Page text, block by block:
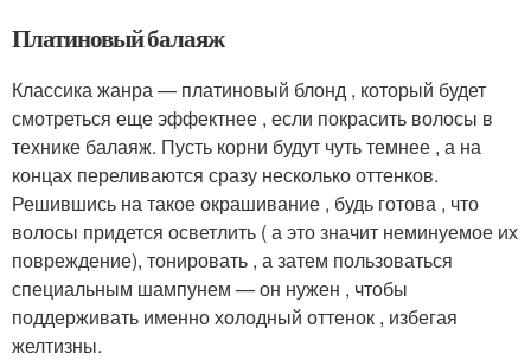
Платиновый балаяж
Классика жанра — платиновый блонд , который будет
смотреться еще эффектнее , если покрасить волосы в
технике балаяж. Пусть корни будут чуть темнее , а на
концах переливаются сразу несколько оттенков.
Решившись на такое окрашивание , будь готова , что
волосы придется осветлить ( а это значит неминуемое их
повреждение), тонировать , а затем пользоваться
специальным шампунем — он нужен , чтобы
поддерживать именно холодный оттенок , избегая
желтизны.